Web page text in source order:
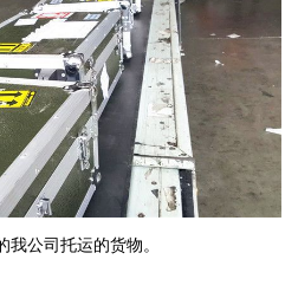
公司托运的货物。